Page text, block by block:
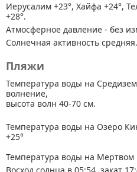
Иерусалим +23°, Хайфа +24°,
+28°.
Атмосферное давление - без
Солнечная активность средняя.
Пляжи
Температура воды на
волнение,
высота волн 40-70 см.
Температура воды на Озеро
+25°
Температура воды на Мертвом